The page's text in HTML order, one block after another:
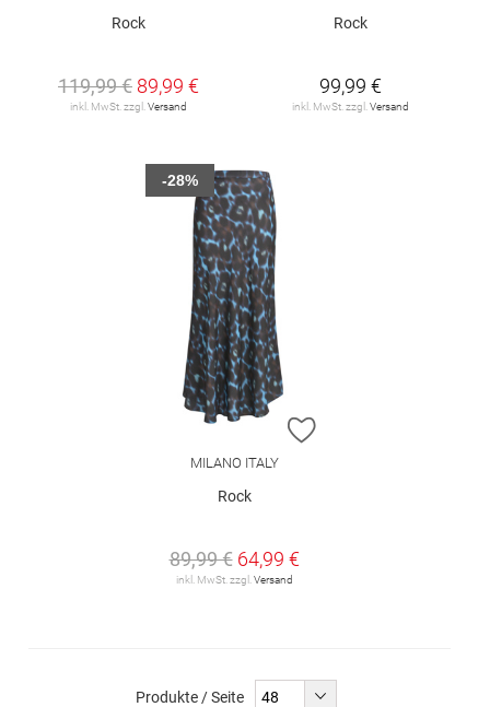
Rock
119,99 € 89,99 €
inkl. MwSt. zzgl. Versand
Rock
99,99 €
inkl. MwSt. zzgl. Versand
ZUR WUNSCHLISTE
MILANO ITALY
Rock
89,99 € 64,99 €
inkl. MwSt. zzgl. Versand
-28%
Produkte / Seite